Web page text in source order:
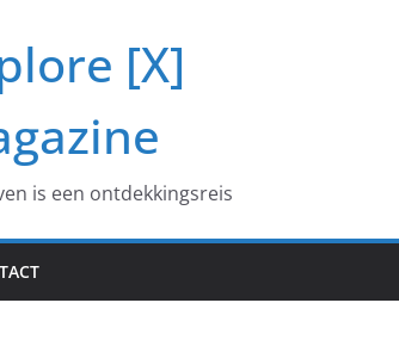
[X]
is een ontdekkingsreis